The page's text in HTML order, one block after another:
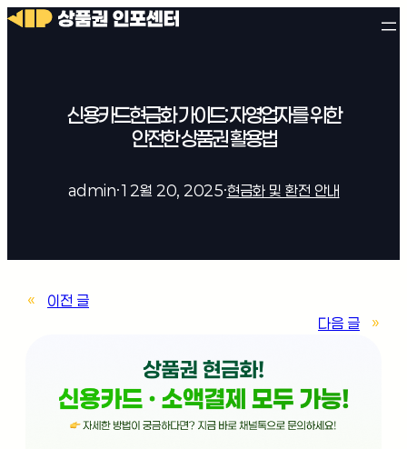
신용카드현금화 가이드: 자영업자를 위한
안전한 상품권 활용법
admin·12월 20, 2025·현금화 및 환전 안내
«
이전 글
다음 글
»